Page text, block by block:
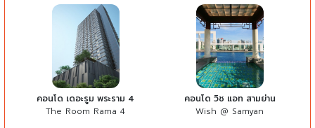
คอนโด เดอะรูม พระราม 4
The Room Rama 4
คอนโด วิช แอท สามย่าน
Wish @ Samyan